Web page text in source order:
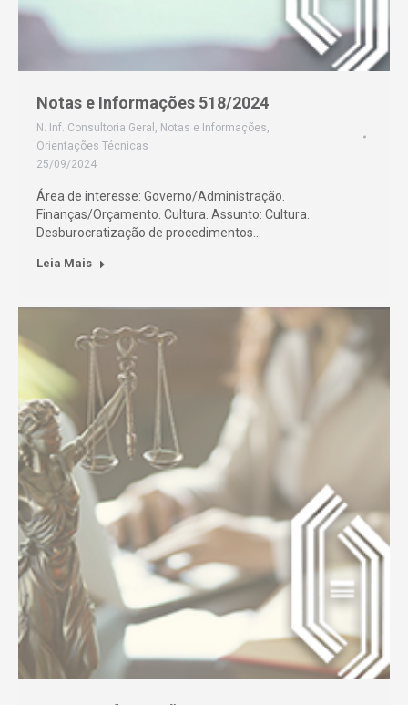
Notas e Informações 518/2024
N. Inf. Consultoria Geral , Notas e Informações,
Orientações Técnicas
25/09/2024
Área de interesse: Governo/Administração.
Finanças/Orçamento. Cultura. Assunto: Cultura.
Desburocratização de procedimentos…
Leia Mais